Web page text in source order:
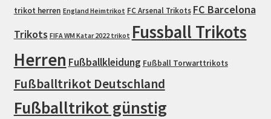
trikot herren England Heimtrikot FC Arsenal Trikots FC Barcelona
Trikots FIFA WM Katar 2022 trikot Fussball Trikots
Herren Fußballkleidung Fußball Torwarttrikots
Fußballtrikot Deutschland
Fußballtrikot günstig